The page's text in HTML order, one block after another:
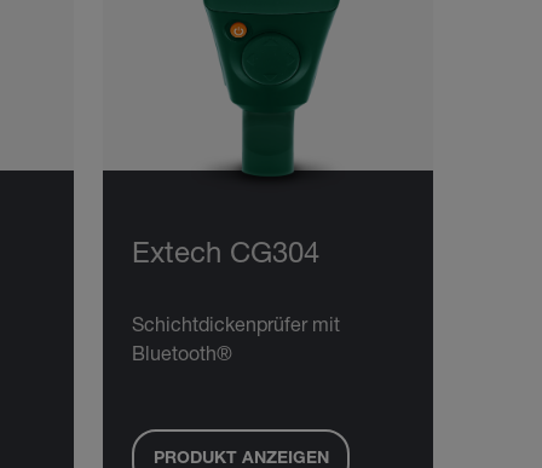
Extech CG304
Schichtdickenprüfer mit
Bluetooth®
PRODUKT ANZEIGEN